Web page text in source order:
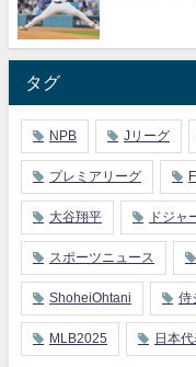
タグ
NPB Jリーグ
プレミアリーグ
大谷翔平 ドジャ
スポーツニュース
ShoheiOhtani 侍
MLB2025 日本